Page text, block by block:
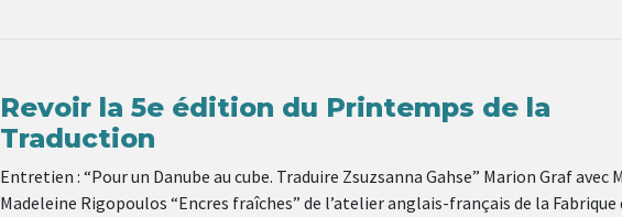
Revoir la 5e édition du Printemps de la
Traduction
Entretien : “Pour un Danube au cube. Traduire Zsuzsanna Gahse” Marion Graf avec
Madeleine Rigopoulos “Encres fraîches” de l’atelier anglais-français de la Fabrique